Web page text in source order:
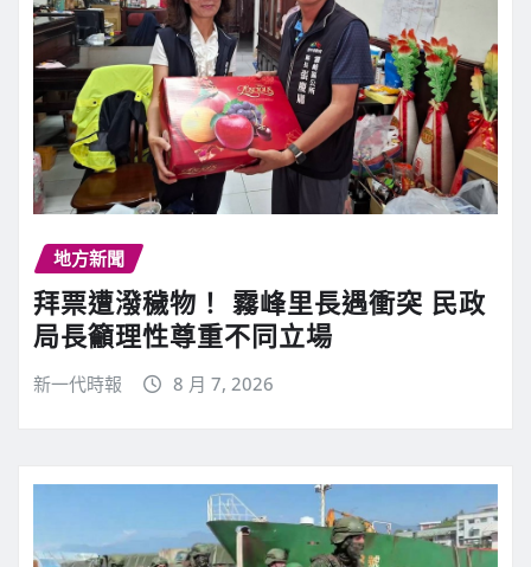
地方新聞
拜票遭潑穢物！ 霧峰里長遇衝突 民政
局長籲理性尊重不同立場
新一代時報 8 月 7, 2026